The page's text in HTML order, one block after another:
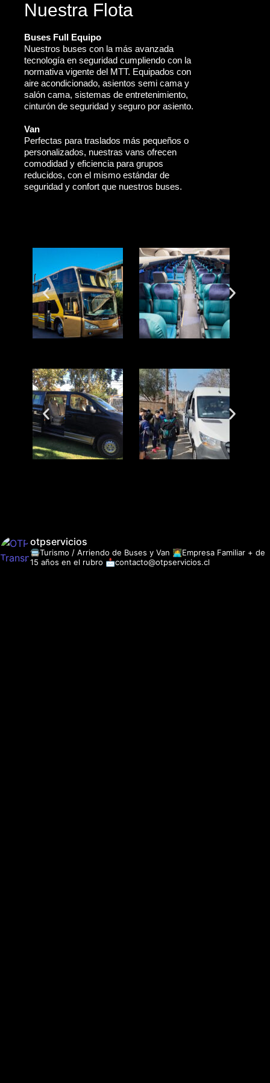
Nuestra Flota
Buses Full Equipo
Nuestros buses con la más avanzada
tecnología en seguridad cumpliendo con la
normativa vigente del MTT. Equipados con
aire acondicionado, asientos semi cama y
salón cama, sistemas de entretenimiento,
cinturón de seguridad y seguro por asiento.
Van
Perfectas para traslados más pequeños o
personalizados, nuestras vans ofrecen
comodidad y eficiencia para grupos
reducidos, con el mismo estándar de
seguridad y confort que nuestros buses.
otpservicios
🚍Turismo / Arriendo de Buses y Van 👩‍💻Empresa Familiar + de
15 años en el rubro 📩contacto@otpservicios.cl